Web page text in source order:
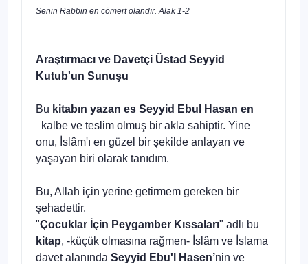
Senin Rabbin en cömert olandır. Alak 1-2
Araştırmacı ve Davetçi Üstad Seyyid
Kutub'un Sunuşu
Bu kitabın yazan es Seyyid Ebul Hasan en
kalbe ve teslim olmuş bir akla sahiptir. Yine
onu, İslâm'ı en güzel bir şekilde anlayan ve
yaşayan biri olarak tanıdım.
Bu, Allah için yerine getirmem gereken bir
şehadettir.
"Çocuklar İçin Peygamber Kıssaları" adlı bu
kitap, -kü­çük olmasına rağmen- İslâm ve İslama
davet alanında Sey­yid Ebu'l Hasen’nin ve